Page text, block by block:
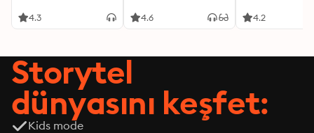
4.3 4.6 4.2
Storytel
dünyasını keşfet:
Kids mode